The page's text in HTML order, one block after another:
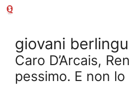
Vai
giovani
Caro D’Arcais,
pessimo. E non